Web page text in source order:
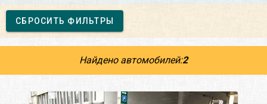
СБРОСИТЬ ФИЛЬТРЫ
Найдено автомобилей:2